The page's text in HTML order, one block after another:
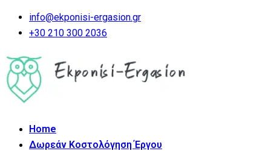
info@ekponisi-ergasion.gr
+30 210 300 2036
Home
Δωρεάν Κοστολόγηση Έργου